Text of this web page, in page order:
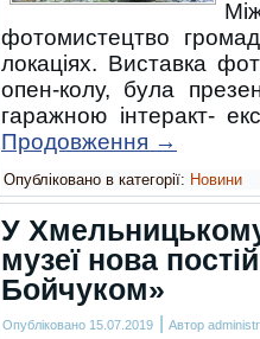
фотомистецтво
локаціях. Виставка
опен-колу, була
гаражною інтеракт-
Продовження →
Опубліковано в категорії: Новини
У
музеї нова
Бойчуком»
Опубліковано 15.07.2019 | Автор